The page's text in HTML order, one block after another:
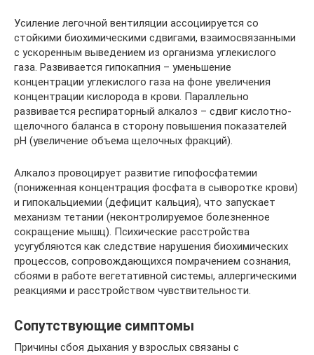
Усиление легочной вентиляции ассоциируется со
стойкими биохимическими сдвигами, взаимосвязанными
с ускоренным выведением из организма углекислого
газа. Развивается гипокапния – уменьшение
концентрации углекислого газа на фоне увеличения
концентрации кислорода в крови. Параллельно
развивается респираторный алкалоз – сдвиг кислотно-
щелочного баланса в сторону повышения показателей
рН (увеличение объема щелочных фракций).
Алкалоз провоцирует развитие гипофосфатемии
(пониженная концентрация фосфата в сыворотке крови)
и гипокальциемии (дефицит кальция), что запускает
механизм тетании (неконтролируемое болезненное
сокращение мышц). Психические расстройства
усугубляются как следствие нарушения биохимических
процессов, сопровождающихся помрачением сознания,
сбоями в работе вегетативной системы, аллергическими
реакциями и расстройством чувствительности.
Сопутствующие симптомы
Причины сбоя дыхания у взрослых связаны с